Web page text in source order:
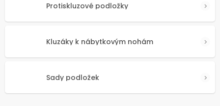
Protiskluzové podložky
Kluzáky k nábytkovým nohám
Sady podložek